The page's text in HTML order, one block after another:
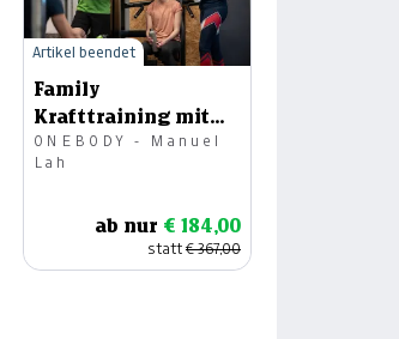
Family
Krafttraining mit
Personal Trainer
ONEBODY - Manuel
Lah
ab nur € 184,00
statt€ 367,00
Artikel beendet